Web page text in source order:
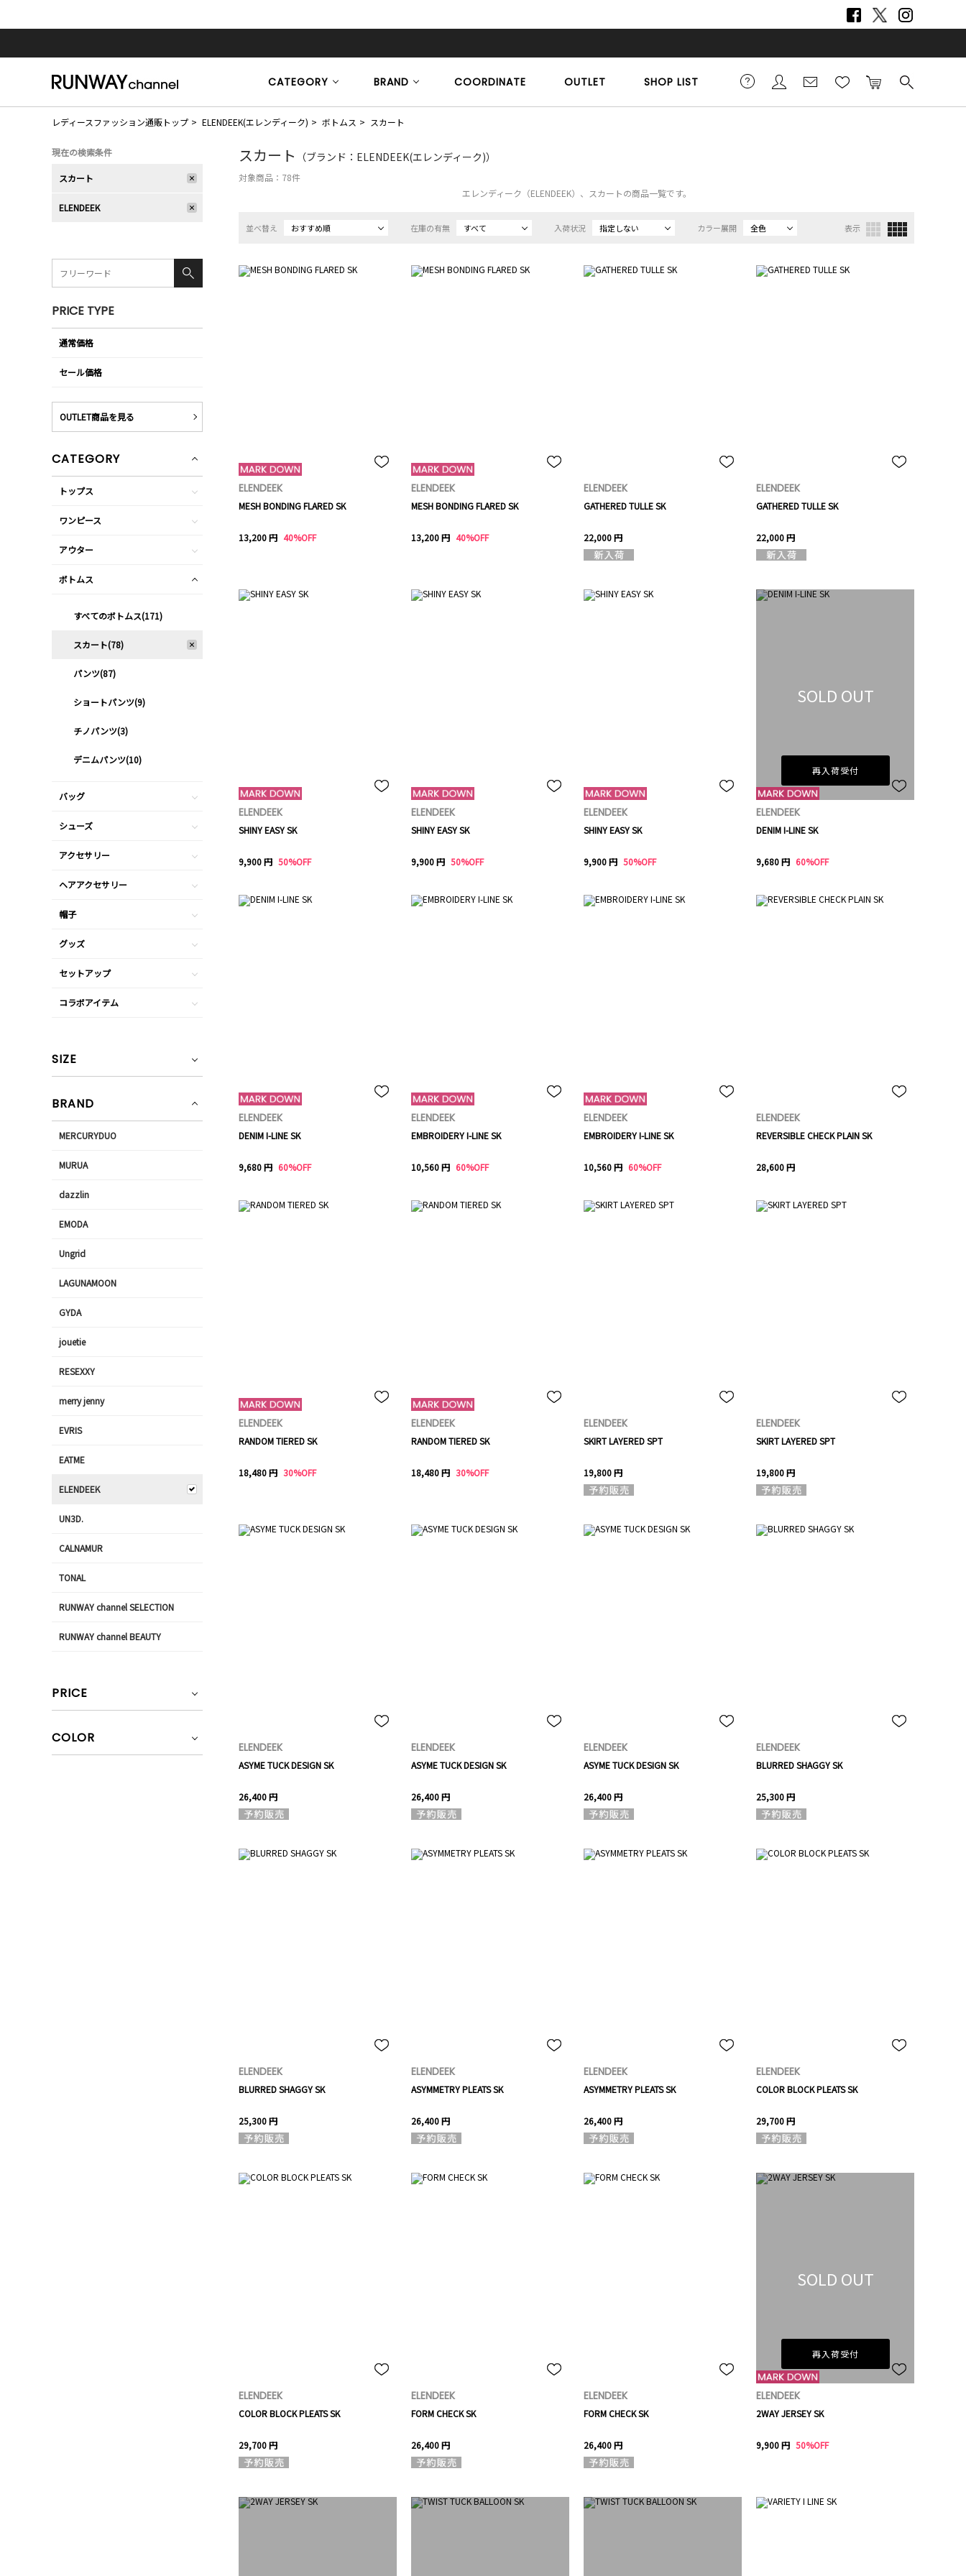
CATEGORY BRAND COORDINATE OUTLET SHOP LIST
レディースファッション通販トップ ELENDEEK(エレンディーク) ボトムス スカート
スカート （ブランド：ELENDEEK(エレンディーク)）
対象商品： 78件
エレンディーク（ELENDEEK）、スカートの商品一覧です。
並べ替え おすすめ順 在庫の有無 すべて 入荷状況 指定しない カラー展開 全色 表示
ELENDEEK
MESH BONDING FLARED SK
13,200 円 40%OFF
ELENDEEK
MESH BONDING FLARED SK
13,200 円 40%OFF
ELENDEEK
GATHERED TULLE SK
22,000 円
ELENDEEK
GATHERED TULLE SK
22,000 円
ELENDEEK
SHINY EASY SK
9,900 円 50%OFF
ELENDEEK
SHINY EASY SK
9,900 円 50%OFF
ELENDEEK
SHINY EASY SK
9,900 円 50%OFF
SOLD OUT
再入荷受付
ELENDEEK
DENIM I-LINE SK
9,680 円 60%OFF
ELENDEEK
DENIM I-LINE SK
9,680 円 60%OFF
ELENDEEK
EMBROIDERY I-LINE SK
10,560 円 60%OFF
ELENDEEK
EMBROIDERY I-LINE SK
10,560 円 60%OFF
ELENDEEK
REVERSIBLE CHECK PLAIN SK
28,600 円
ELENDEEK
RANDOM TIERED SK
18,480 円 30%OFF
ELENDEEK
RANDOM TIERED SK
18,480 円 30%OFF
ELENDEEK
SKIRT LAYERED SPT
19,800 円
ELENDEEK
SKIRT LAYERED SPT
19,800 円
ELENDEEK
ASYME TUCK DESIGN SK
26,400 円
ELENDEEK
ASYME TUCK DESIGN SK
26,400 円
ELENDEEK
ASYME TUCK DESIGN SK
26,400 円
ELENDEEK
BLURRED SHAGGY SK
25,300 円
ELENDEEK
BLURRED SHAGGY SK
25,300 円
ELENDEEK
ASYMMETRY PLEATS SK
26,400 円
ELENDEEK
ASYMMETRY PLEATS SK
26,400 円
ELENDEEK
COLOR BLOCK PLEATS SK
29,700 円
ELENDEEK
COLOR BLOCK PLEATS SK
29,700 円
ELENDEEK
FORM CHECK SK
26,400 円
ELENDEEK
FORM CHECK SK
26,400 円
SOLD OUT
再入荷受付
ELENDEEK
2WAY JERSEY SK
9,900 円 50%OFF
現在の検索条件
スカート
ELENDEEK
PRICE TYPE
通常価格
セール価格
OUTLET商品を見る
CATEGORY
トップス
ワンピース
アウター
ボトムス
すべてのボトムス(171)
スカート(78)
パンツ(87)
ショートパンツ(9)
チノパンツ(3)
デニムパンツ(10)
バッグ
シューズ
アクセサリー
ヘアアクセサリー
帽子
グッズ
セットアップ
コラボアイテム
SIZE
BRAND
MERCURYDUO
MURUA
dazzlin
EMODA
Ungrid
LAGUNAMOON
GYDA
jouetie
RESEXXY
merry jenny
EVRIS
EATME
ELENDEEK
UN3D.
CALNAMUR
TONAL
RUNWAY channel SELECTION
RUNWAY channel BEAUTY
PRICE
COLOR